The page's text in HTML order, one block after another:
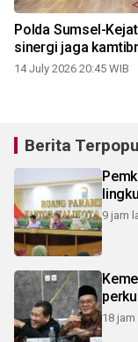
Polda Sumsel-
sinergi jaga
14 July 2026 20:45 WIB
Berita
9 jam
18 jam